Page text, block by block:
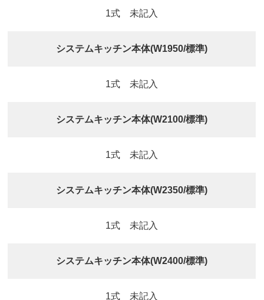
1式 未記入
システムキッチン本体(W1950/標準)
1式 未記入
システムキッチン本体(W2100/標準)
1式 未記入
システムキッチン本体(W2350/標準)
1式 未記入
システムキッチン本体(W2400/標準)
1式 未記入